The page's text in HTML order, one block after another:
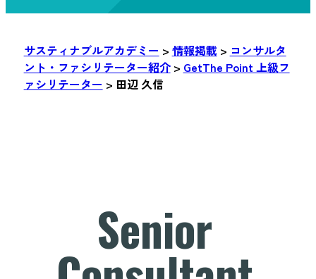
サスティナブルアカデミー > 情報掲載> コンサルタ
ント・ファシリテーター紹介> GetThe Point 上級フ
ァシリテーター > 田辺 久信
Senior